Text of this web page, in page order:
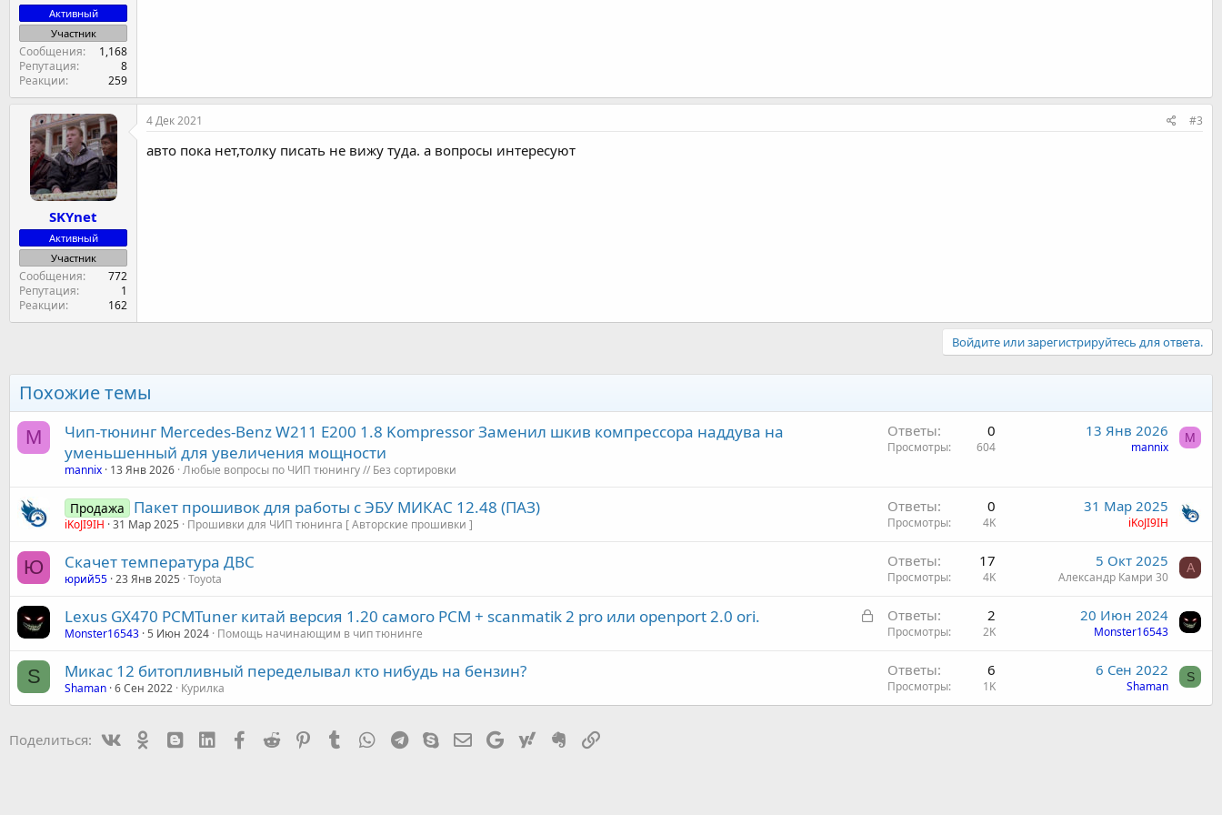
Активный
Участник
Сообщения
1,168
Репутация
8
Реакции
259
SKYnet
Активный
Участник
Сообщения
772
Репутация
1
Реакции
162
4 Дек 2021 #3
авто пока нет,толку писать не вижу туда. а вопросы интересуют
Войдите или зарегистрируйтесь для ответа.
Похожие темы
M
Чип-тюнинг Mercedes-Benz W211 E200 1.8 Kompressor Заменил шкив компрессора наддува на
уменьшенный для увеличения мощности
mannix 13 Янв 2026 Любые вопросы по ЧИП тюнингу // Без сортировки
Ответы 0
Просмотры 604
13 Янв 2026
mannix
M
Продажа Пакет прошивок для работы с ЭБУ МИКАС 12.48 (ПАЗ)
iKoJI9IH 31 Мар 2025 Прошивки для ЧИП тюнинга [ Авторские прошивки ]
Ответы 0
Просмотры 4K
31 Мар 2025
iKoJI9IH
Ю Скачет температура ДВС
юрий55 23 Янв 2025 Toyota
Ответы 17
Просмотры 4K
5 Окт 2025
Александр Камри 30
А
З
т
Lexus GX470 PCMTuner китай версия 1.20 самого PCM + scanmatik 2 pro или openport 2.0 ori.
Monster16543 5 Июн 2024 Помощь начинающим в чип тюнинге
Ответы 2
Просмотры 2K
20 Июн 2024
Monster16543
S Микас 12 битопливный переделывал кто нибудь на бензин?
Shaman 6 Сен 2022 Курилка
Ответы 6
Просмотры 1K
6 Сен 2022
Shaman
S
Поделиться: Vk Ok mes_blogger
Linked InFacebook
Reddit PinterestTumblr WhatsAppTelegram
Skype Эл. почта
Google Yahoo Evernote